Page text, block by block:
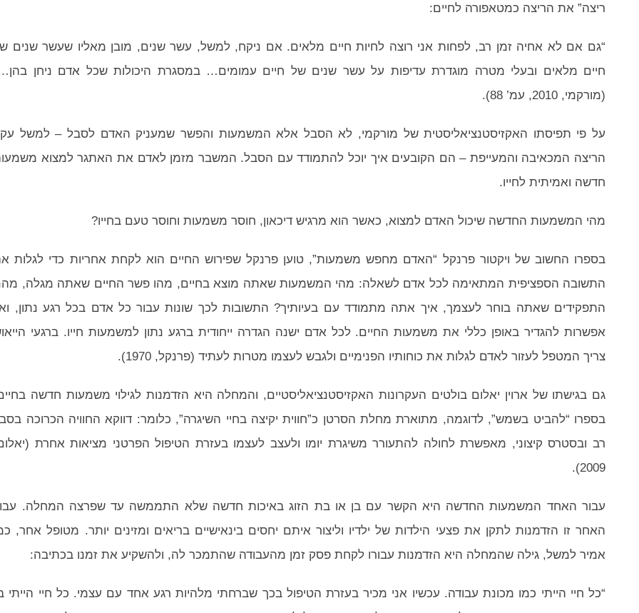
ריצה” את הריצה כמטאפורה לחיים:
“גם אם לא אחיה זמן רב, לפחות אני רוצה לחיות חיים מלאים. אם ניקח, למשל, עשר שנים, מובן מאליו שעשר שנים
חיים מלאים ובעלי מטרה מוגדרת עדיפות על עשר שנים של חיים עמומים… במסגרת היכולות שכל אדם ניחן
(מורקמי, 2010, עמ’ 88).
על פי תפיסתו האקזיסטנציאליסטית של מורקמי, לא הסבל אלא המשמעות והפשר שמעניק האדם לסבל – למשל
הריצה המכאיבה והמעייפת – הם הקובעים איך יוכל להתמודד עם הסבל. המשבר מזמן לאדם את האתגר למצוא
חדשה ואמיתית לחייו.
מהי המשמעות החדשה שיכול האדם למצוא, כאשר הוא מרגיש דיכאון, חוסר משמעות וחוסר טעם בחייו?
בספרו החשוב של ויקטור פרנקל “האדם מחפש משמעות”, טוען פרנקל שפירוש החיים הוא לקחת אחריות כדי לגלות
התשובה הספציפית המתאימה לכל אדם לשאלה: מהי המשמעות שאתה מוצא בחיים, מהו פשר החיים שאתה מגלה,
התפקידים שאתה בוחר לעצמך, איך אתה מתמודד עם בעיותיך? התשובות לכך שונות עבור כל אדם בכל רגע נתון,
אפשרות להגדיר באופן כללי את משמעות החיים. לכל אדם ישנה הגדרה ייחודית ברגע נתון למשמעות חייו. ברגעי
צריך המטפל לעזור לאדם לגלות את כוחותיו הפנימיים ולגבש לעצמו מטרות לעתיד (פרנקל, 1970).
גם בגישתו של ארוין יאלום בולטים העקרונות האקזיסטנציאליסטיים, והמחלה היא הזדמנות לגילוי משמעות חדשה
בספרו “להביט בשמש”, לדוגמה, מתוארת מחלת הסרטן כ”חווית יקיצה בחיי השיגרה”, כלומר: דווקא החוויה הכרוכה
רב ובסטרס קיצוני, מאפשרת לחולה להתעורר משיגרת יומו ולעצב לעצמו בעזרת הטיפול הפרטני מציאות אחרת
2009).
עבור האחד המשמעות החדשה היא הקשר עם בן או בת הזוג באיכות חדשה שלא התממשה עד שפרצה המחלה.
האחר זו הזדמנות לתקן את פצעי הילדות של ילדיו וליצור איתם יחסים בינאישיים בריאים ומזינים יותר. מטופל אחר,
אמיר למשל, גילה שהמחלה היא הזדמנות עבורו לקחת פסק זמן מהעבודה שהתמכר לה, ולהשקיע את זמנו בכתיבה:
“כל חיי הייתי כמו מכונת עבודה. עכשיו אני מכיר בעזרת הטיפול בכך שברחתי מלהיות רגע אחד עם עצמי. כל חיי הייתי